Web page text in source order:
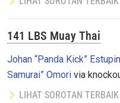
141 LBS Muay Thai
Johan “Panda Kick”
Samurai” Omori via
LIHAT SOROTAN TERBAIK